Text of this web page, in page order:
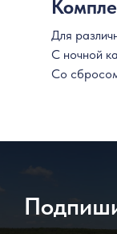
Для
С ночной
Со